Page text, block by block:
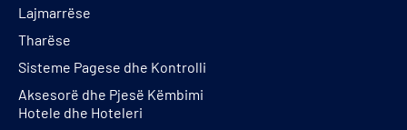
Lajmarrëse
Tharëse
Sisteme Pagese dhe Kontrolli
Aksesorë dhe Pjesë Këmbimi
Hotele dhe Hoteleri